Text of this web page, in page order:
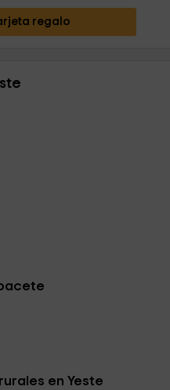
regalo
en Yeste